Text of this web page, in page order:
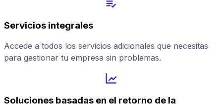
Servicios integrales
Accede a todos los servicios adicionales que necesitas
para gestionar tu empresa sin problemas.
Soluciones basadas en el retorno de la